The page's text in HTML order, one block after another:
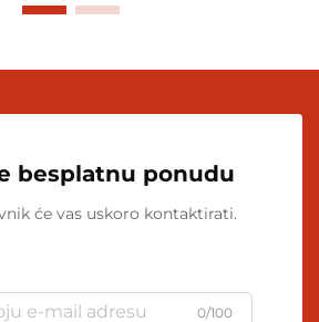
besplatnu ponudu
će vas uskoro kontaktirati.
0/100